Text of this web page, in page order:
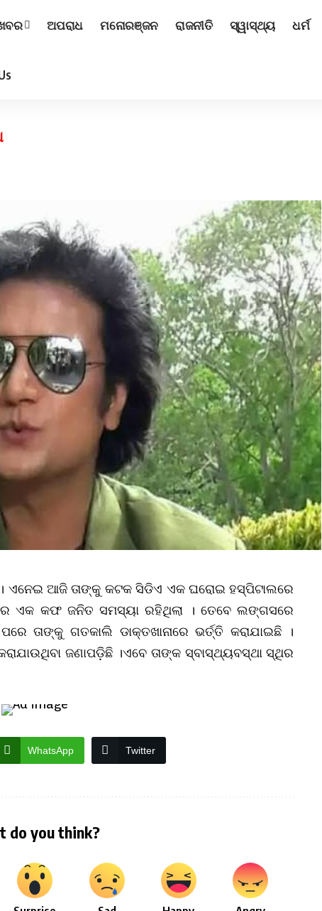
ଅପରାଧ ମନୋରଞ୍ଜନ ରାଜନୀତି ସ୍ୱାସ୍ଥ୍ୟ ଧର୍ମ
ଏନେଇ ଆଜି ତାଙ୍କୁ କଟକ ସିଡିଏ ଏକ ଘରୋଇ ହସ୍ପିଟାଲରେ
ଏକ କଫ ଜନିତ ସମସ୍ୟା ରହିଥିଲା । ତେବେ ଲଙ୍ଗସରେ
ତାଙ୍କୁ ଗତକାଲି ଡାକ୍ତଖାନାରେ ଭର୍ତ୍ତି କରାଯାଇଛି ।
ଜଣାପଡ଼ିଛି ।ଏବେ ତାଙ୍କ ସ୍ବାସ୍ଥ୍ୟବସ୍ଥା ସ୍ଥିର
WhatsApp Twitter
do you think?